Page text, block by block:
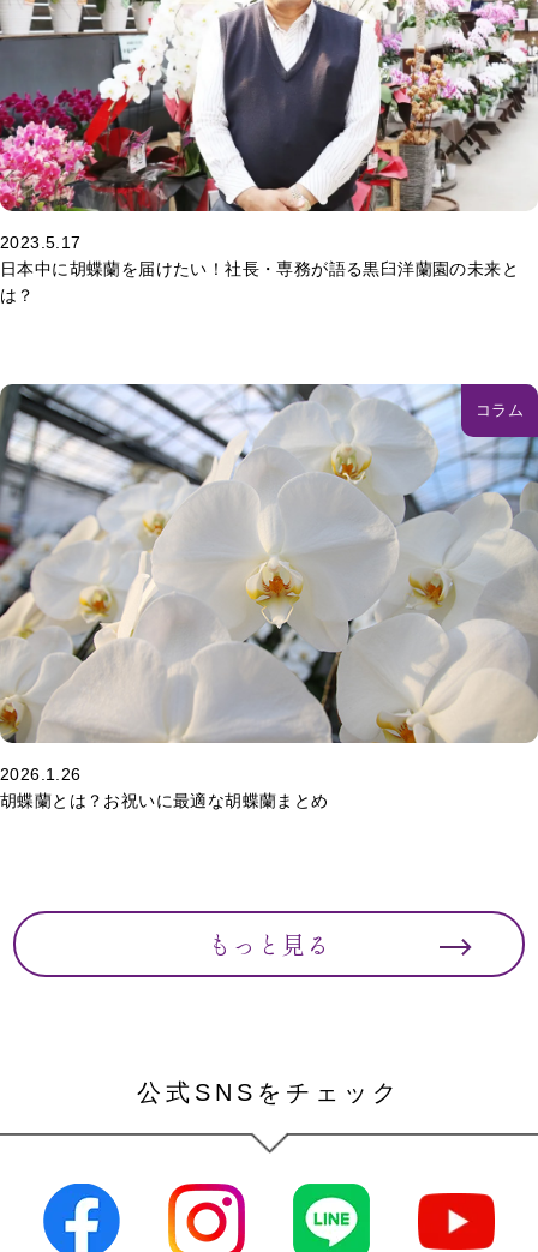
2023.5.17
日本中に胡蝶蘭を届けたい！社長・専務が語る黒臼洋蘭園の未来と
は？
コラム
2026.1.26
胡蝶蘭とは？お祝いに最適な胡蝶蘭まとめ
もっと見る
公式SNSをチェック